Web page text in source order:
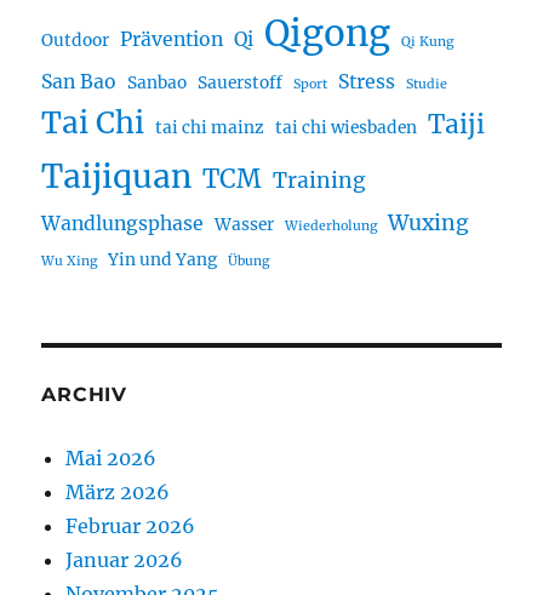
Outdoor Prävention Qi Qigong Qi Kung
San Bao Sanbao Sauerstoff Sport Stress Studie
Tai Chi tai chi mainz tai chi wiesbaden Taiji
Taijiquan TCM Training
Wandlungsphase Wasser Wiederholung Wuxing
Wu Xing Yin und Yang Übung
ARCHIV
Mai 2026
März 2026
Februar 2026
Januar 2026